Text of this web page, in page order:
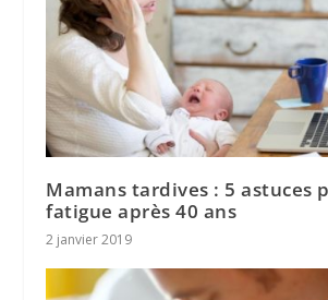
Mamans tardives : 5 astuces
fatigue après 40 ans
2 janvier 2019